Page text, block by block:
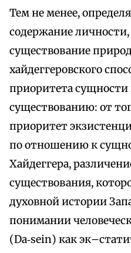
Тем не менее,
содержание личности,
существование
хайдеггеровского
приоритета
существованию: от
приоритет
по отношению к
Хайдеггера,
существования,
духовной истории
понимании
(Da‑sein) как